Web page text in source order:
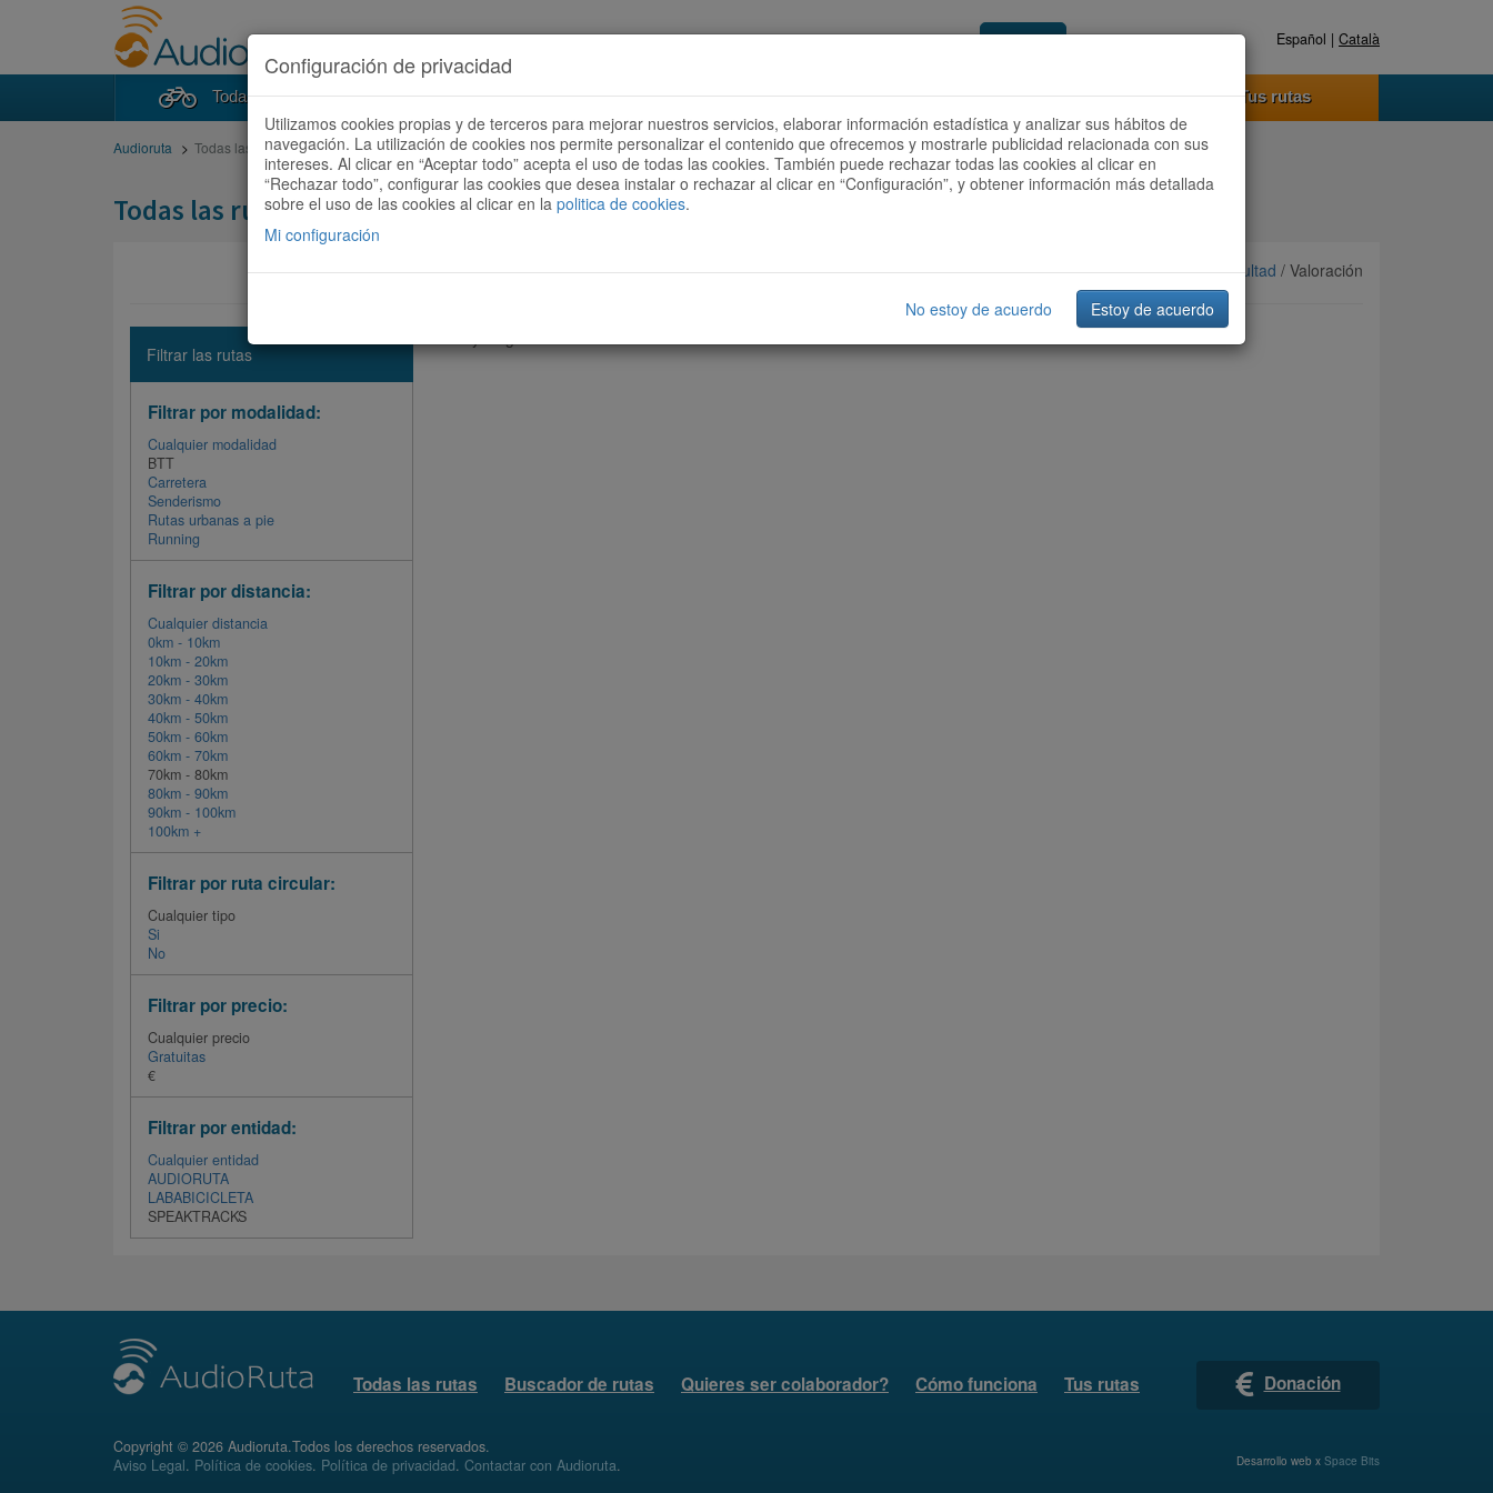
Acceder Registrate ahora Español | Català
Todas las rutas Buscador de rutas Quieres ser colaborador? Cómo funciona Tus rutas
Audioruta Todas las rutas
Todas las rutas
Ordenar por:Más recientes/Dificultad / Valoración
Filtrar las rutas
Filtrar por modalidad:
Cualquier modalidad
BTT
Carretera
Senderismo
Rutas urbanas a pie
Running
Filtrar por distancia:
Cualquier distancia
0km - 10km
10km - 20km
20km - 30km
30km - 40km
40km - 50km
50km - 60km
60km - 70km
70km - 80km
80km - 90km
90km - 100km
100km +
Filtrar por ruta circular:
Cualquier tipo
Si
No
Filtrar por precio:
Cualquier precio
Gratuitas
€
Filtrar por entidad:
Cualquier entidad
AUDIORUTA
LABABICICLETA
SPEAKTRACKS
Todas las rutas Buscador de rutas Quieres ser colaborador? Cómo funciona Tus rutas Donación
Copyright © 2026 Audioruta.Todos los derechos reservados.
Aviso Legal. Política de cookies. Política de privacidad. Contactar con Audioruta. Desarrollo web x Space Bits
Configuración de privacidad
Utilizamos cookies propias y de terceros para mejorar nuestros servicios, elaborar información estadística y analizar sus hábitos de
navegación. La utilización de cookies nos permite personalizar el contenido que ofrecemos y mostrarle publicidad relacionada con sus
intereses. Al clicar en “Aceptar todo” acepta el uso de todas las cookies. También puede rechazar todas las cookies al clicar en
“Rechazar todo”, configurar las cookies que desea instalar o rechazar al clicar en “Configuración”, y obtener información más detallada
sobre el uso de las cookies al clicar en la politica de cookies.
Mi configuración
No estoy de acuerdo Estoy de acuerdo